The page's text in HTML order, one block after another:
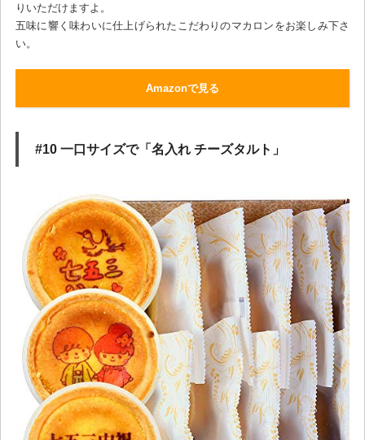
りいただけますよ。
五味に響く味わいに仕上げられたこだわりのマカロンをお楽しみ下さ
い。
Amazonで見る
#10 一口サイズで「名入れ チーズタルト」